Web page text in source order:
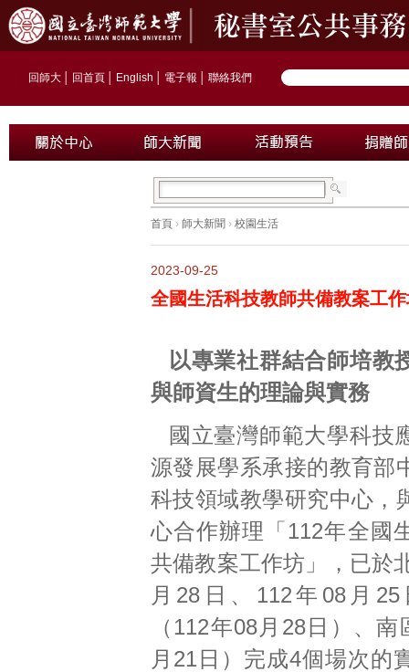
回師大 回首頁 English 電子報 聯絡我們
首頁 › 師大新聞 › 校園生活
2023-09-25
全國生活科技教師共備教案工
以專業社群結合師培教
與師資生的理論與實務
國立臺灣師範大學科技
源發展學系承接的教育部
科技領域教學研究中心，
心合作辦理「112年全國
共備教案工作坊」，已於
月28日、112年08月
（112年08月28日）、
月21日）完成4個場次的